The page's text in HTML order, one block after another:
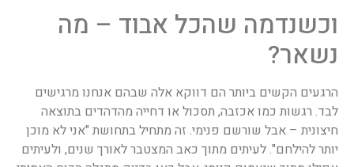
וכשנדמה שהכל אבוד – מה
נשאר?
הרגעים הקשים ביותר הם דווקא אלה שבהם אנחנו מרגישים
לבד. רגשות כמו אכזבה, תסכול או דחייה מהדהדים בתוצאה
חיצונית – אבל שורשם פנימי. זה מתחיל בתחושת "אני לא מוכן
יותר להילחם". לעיתים מתוך כאב המצטבר לאורך שנים, ולעיתים